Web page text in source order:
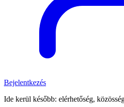
Bejelentkezés
Ide kerül később: elérhetőség,